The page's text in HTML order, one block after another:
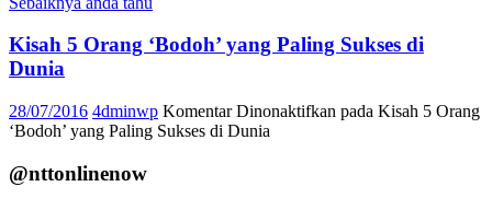
Kisah 5 Orang ‘Bodoh’ yang Paling Sukses di
Dunia
28/07/2016 4dminwp Komentar Dinonaktifkan pada Kisah 5 Orang
‘Bodoh’ yang Paling Sukses di Dunia
@nttonlinenow